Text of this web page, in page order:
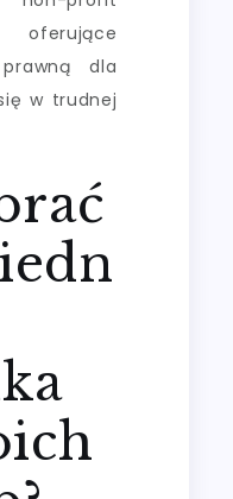
dla
w trudnej